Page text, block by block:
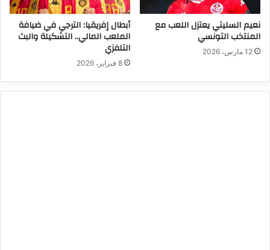
نعيم السليتي يعتزل اللعب مع
المنتخب التونسي
12 مارس، 2026
أبطال إفريقيا: الترجي في ضيافة
الملعب المالي.. التشكيلة والبث
التلفزي
8 فبراير، 2026